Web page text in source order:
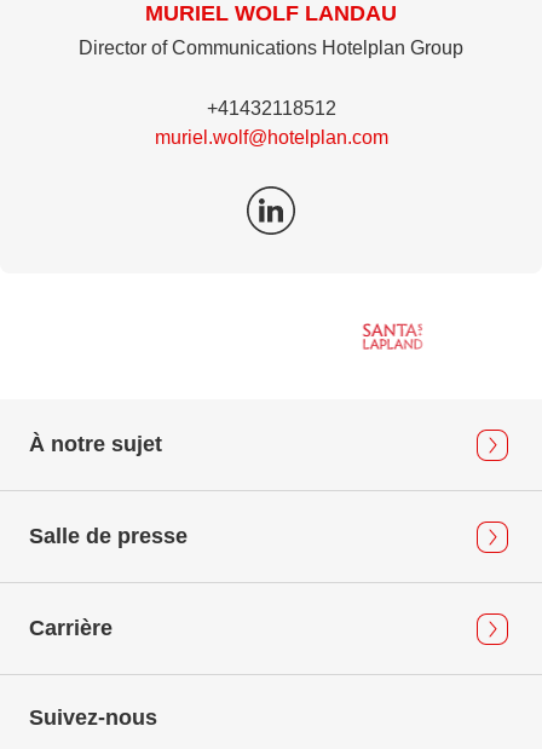
MURIEL WOLF LANDAU
Director of Communications Hotelplan Group
+41432118512
muriel.wolf@hotelplan.com
À notre sujet
Salle de presse
Carrière
Suivez-nous